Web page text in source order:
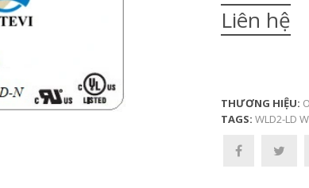
Liên hệ
THƯƠNG HIỆU:
TAGS: WLD2-LD